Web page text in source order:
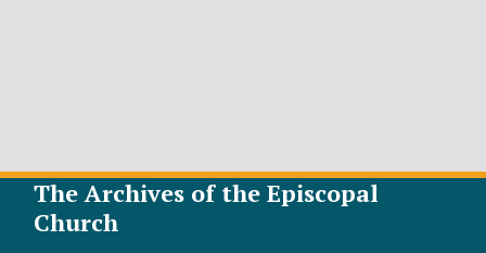
The Archives of the Episcopal
Church